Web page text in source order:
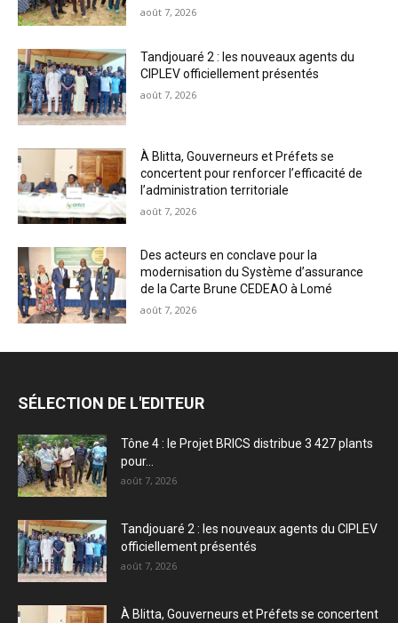
août 7, 2026
Tandjouaré 2 : les nouveaux agents du
CIPLEV officiellement présentés
août 7, 2026
À Blitta, Gouverneurs et Préfets se
concertent pour renforcer l’efficacité de
l’administration territoriale
août 7, 2026
Des acteurs en conclave pour la
modernisation du Système d’assurance
de la Carte Brune CEDEAO à Lomé
août 7, 2026
SÉLECTION DE L'EDITEUR
Tône 4 : le Projet BRICS distribue 3 427 plants
pour...
août 7, 2026
Tandjouaré 2 : les nouveaux agents du CIPLEV
officiellement présentés
août 7, 2026
À Blitta, Gouverneurs et Préfets se concertent